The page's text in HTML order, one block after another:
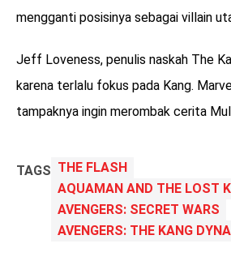
mengganti posisinya sebagai villain
Jeff Loveness, penulis naskah The
karena terlalu fokus pada Kang.
tampaknya ingin merombak cerita
TAGS THE FLASH
AQUAMAN AND THE LOST
AVENGERS: SECRET WARS
AVENGERS: THE KANG